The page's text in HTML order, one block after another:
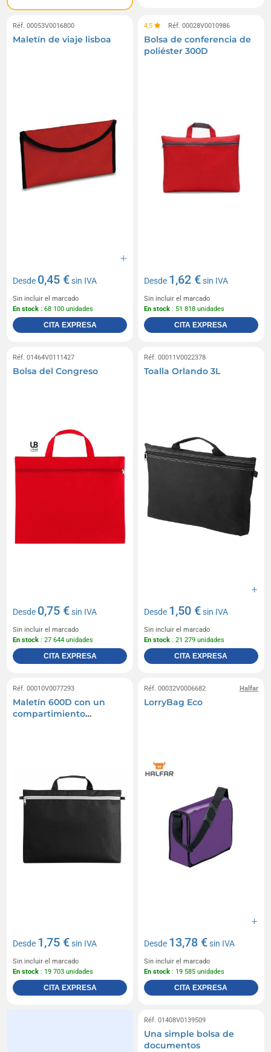
Réf. 00053V0016800
Maletín de viaje lisboa
Desde 0,45 €sin IVA
Sin incluir el marcado
En stock : 68 100 unidades
CITA EXPRESA
4,5 Réf. 00028V0010986
Bolsa de conferencia de
poliéster 300D
Desde 1,62 €sin IVA
Sin incluir el marcado
En stock : 51 818 unidades
CITA EXPRESA
Réf. 01464V0111427
Bolsa del Congreso
Desde 0,75 €sin IVA
Sin incluir el marcado
En stock : 27 644 unidades
CITA EXPRESA
Réf. 00011V0022378
Toalla Orlando 3L
Desde 1,50 €sin IVA
Sin incluir el marcado
En stock : 21 279 unidades
CITA EXPRESA
Réf. 00010V0077293
Maletín 600D con un
compartimiento
Desde 1,75 €sin IVA
Sin incluir el marcado
En stock : 19 703 unidades
CITA EXPRESA
Halfar
Réf. 00032V0006682
LorryBag Eco
Desde 13,78 €sin IVA
Sin incluir el marcado
En stock : 19 585 unidades
CITA EXPRESA
Réf. 01408V0139509
Una simple bolsa de
documentos